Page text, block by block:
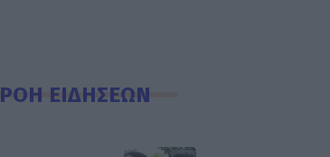
ΡΟΗ ΕΙΔΗΣΕΩΝ